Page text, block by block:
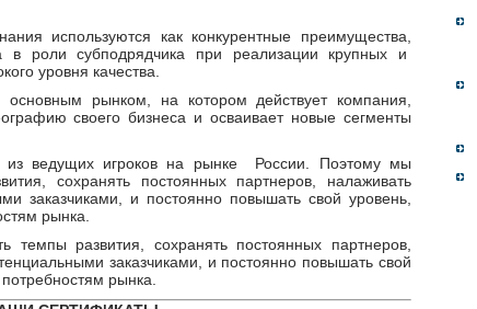
используются как конкурентные преимущества,
в роли субподрядчика при реализации крупных и
уровня качества.
основным рынком, на котором действует компания,
своего бизнеса и осваивает новые сегменты
ведущих игроков на рынке России. Поэтому мы
сохранять постоянных партнеров, налаживать
заказчиками, и постоянно повышать свой уровень,
рынка.
развития, сохранять постоянных партнеров,
заказчиками, и постоянно повышать свой
рынка.